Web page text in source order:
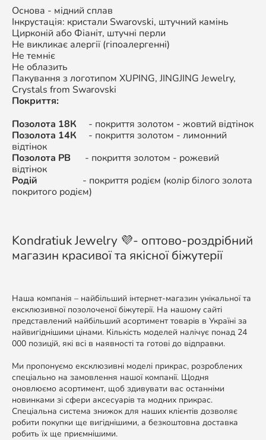
Основа - мідний сплав
Інкрустація: кристали Swarovski, штучний камінь
Цирконій або Фіаніт, штучні перли
Не викликає алергії (гіпоалергенні)
Не темніє
Не облазить
Пакування з логотипом XUPING, JINGJING Jewelry,
Crystals from Swarovski
Покриття:
Позолота 18К - покриття золотом - жовтий відтінок
Позолота 14К - покриття золотом - лимонний
відтінок
Позолота РВ - покриття золотом - рожевий
відтінок
Родій - покриття родієм (колір білого золота
покритого родієм)
Kondratiuk Jewelry 💜- оптово-роздрібний
магазин красивої та якісної біжутерії
Наша компанія – найбільший інтернет-магазин унікальної та
ексклюзивної позолоченої біжутерії. На нашому сайті
представлений найбільший асортимент товарів в Україні за
найвигіднішими цінами. Кількість моделей налічує понад 24
000 позицій, які всі в наявності та готові до відправки.
Ми пропонуємо ексклюзивні моделі прикрас, розроблених
спеціально на замовлення нашої компанії. Щодня
оновлюємо асортимент, щоб здивувати вас останніми
новинками зі сфери аксесуарів та модних прикрас.
Спеціальна система знижок для наших клієнтів дозволяє
робити покупки ще вигіднішими, а безкоштовна доставка
робить їх ще приємнішими.